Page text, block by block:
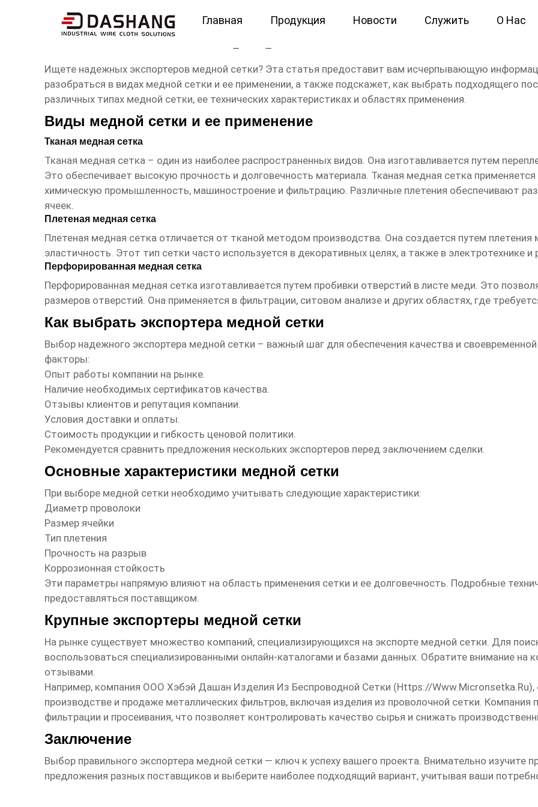
Главная Продукция Новости Служить О Нас
медная сетка экспортеры
Ищете надежных экспортеров медной сетки? Эта статья предоставит вам исчерпывающую
разобраться в видах медной сетки и ее применении, а также подскажет, как выбрать подходящего
различных типах медной сетки, ее технических характеристиках и областях применения.
Виды медной сетки и ее применение
Тканая медная сетка
Тканая медная сетка– один из наиболее распространенных видов. Она изготавливается путем
Это обеспечивает высокую прочность и долговечность материала. Тканая медная сетка
химическую промышленность, машиностроение и фильтрацию. Различные плетения обеспечивают
ячеек.
Плетеная медная сетка
Плетеная медная сеткаотличается от тканой методом производства. Она создается путем плетения
эластичность. Этот тип сетки часто используется в декоративных целях, а также в электротехнике и
Перфорированная медная сетка
Перфорированная медная сеткаизготавливается путем пробивки отверстий в листе меди. Это
размеров отверстий. Она применяется в фильтрации, ситовом анализе и других областях, где
Как выбрать экспортера медной сетки
Выбор надежного экспортера медной сетки – важный шаг для обеспечения качества и
факторы:
Опыт работы компании на рынке.
Наличие необходимых сертификатов качества.
Отзывы клиентов и репутация компании.
Условия доставки и оплаты.
Стоимость продукции и гибкость ценовой политики.
Рекомендуется сравнить предложения нескольких экспортеров перед заключением сделки.
Основные характеристики медной сетки
При выборе медной сетки необходимо учитывать следующие характеристики:
Диаметр проволоки
Размер ячейки
Тип плетения
Прочность на разрыв
Коррозионная стойкость
Эти параметры напрямую влияют на область применения сетки и ее долговечность. Подробные
предоставляться поставщиком.
Крупные экспортеры медной сетки
На рынке существует множество компаний, специализирующихся на экспорте медной сетки. Для
воспользоваться специализированными онлайн-каталогами и базами данных. Обратите внимание на
отзывами.
Например, компания ООО Хэбэй Дашан Изделия Из Беспроводной Сетки (Https://www.micronsetka.ru),
производстве и продаже металлических фильтров, включая изделия из проволочной сетки.
фильтрации и просеивания, что позволяет контролировать качество сырья и снижать
Заключение
Выбор правильного экспортера медной сетки — ключ к успеху вашего проекта. Внимательно изучите
предложения разных поставщиков и выберите наиболее подходящий вариант, учитывая ваши